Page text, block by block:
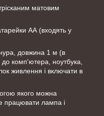
матовим
АА (входять у
довжина 1 м (в
комп'ютера, ноутбука,
живлення і включати в
якого можна
працювати лампа і